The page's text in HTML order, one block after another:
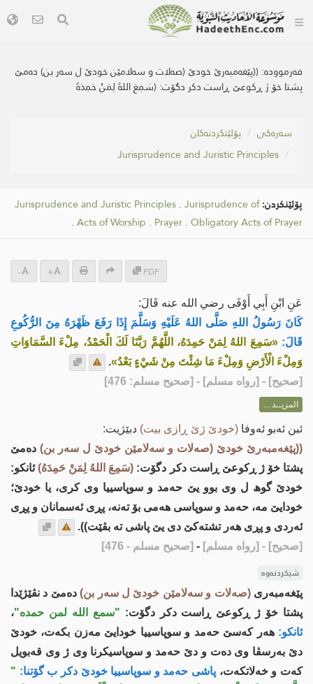
فەرموودە: ((پێغه‌مبه‌رێ خودێ (صه‌لات و سه‌لامێن خودێ ل سه‌ر بن) ده‌مێ
پشتا خۆ ژ ڕكوعێ ڕاست دكر دگۆت: (سَمِعَ اللهُ لِمَنْ حَمِدَهُ
سه‌ره‌كی
پۆلێنکردنەکان
Jurisprudence and Juristic Principles
پۆلێنکردن: Jurisprudence and Juristic Principles . Jurisprudence of
Acts of Worship . Prayer . Obligatory Acts of Prayer
.
PDF
+
-
عَنِ ‌ابْنِ أَبِي أَوْفَى رضي الله عنه قَالَ:
كَانَ رَسُولُ اللهِ صَلَّى اللهُ عَلَيْهِ وَسَلَّمَ إِذَا رَفَعَ ظَهْرَهُ مِنَ الرُّكُوعِ
قَالَ: «سَمِعَ اللهُ لِمَنْ حَمِدَهُ، اللَّهُمَّ رَبَّنَا لَكَ الْحَمْدُ، مِلْءَ السَّمَاوَاتِ
وَمِلْءَ الْأَرْضِ وَمِلْءَ مَا شِئْتَ مِنْ شَيْءٍ بَعْدُ».
[صحيح] - [رواه مسلم] - [صحيح مسلم: 476]
المزيــد ...
ئبن ئه‌بو ئه‌وفا (خودێ ژێ ڕازی بیت) دبێژیت:
((پێغه‌مبه‌رێ خودێ (صه‌لات و سه‌لامێن خودێ ل سه‌ر بن) ده‌مێ
پشتا خۆ ژ ڕكوعێ ڕاست دكر دگۆت: (سَمِعَ اللهُ لِمَنْ حَمِدَهُ)ئانكو:
خودێ گوھ ل وی بوو یێ حه‌مد و سوپاسییا وی كری، یا خودێ؛
خودایێ مه‌، حه‌مد و سوپاسی هه‌می بۆ ته‌نه‌، پڕی ئه‌سمانان و پڕی
ئه‌ردی و پڕی هه‌ر تشته‌كێ دی یێ پاشی ته‌ بڤێت)).
[صحيح] - [رواه مسلم] - [صحيح مسلم - 476]
شیکردنەوە
پێغه‌مبه‌ری(صه‌لات و سه‌لامێن خودێ ل سه‌ر بن)ده‌مێ د نڤێژێدا
پشتا خۆ ژ ڕكوعێ ڕاست دكر دگۆت: "سمع الله لمن حمده"،
ئانكو: هه‌ر كه‌سێ حه‌مد و سوپاسییا خودایێ مه‌زن بكه‌ت، خودێ
دێ به‌رسڤا وی ده‌ت و دێ حه‌مد و سوپاسیكرنا وی ژ وی قه‌بویل
كه‌ت و خه‌لاتكه‌ت، پاشی حه‌مد و سوپاسییا خودێ دكر ب گۆتنا: "